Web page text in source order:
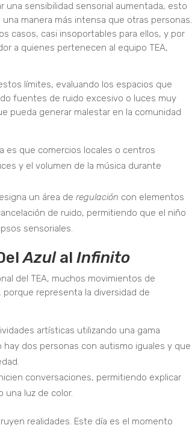
una sensibilidad sensorial aumentada, esto
manera más intensa que otras personas.
casos, casi insoportables para ellos, y por
a quienes pertenecen al equipo TEA,
límites, evaluando los espacios que
fuentes de ruido excesivo o luces muy
pueda generar malestar en la comunidad
es que comercios locales o centros
y el volumen de la música durante
un área de regulación con elementos
de ruido, permitiendo que el niño
sensoriales.
Azulal Infinito
del TEA, muchos movimientos de
representa la diversidad de
artísticas utilizando una gama
dos personas con autismo iguales y que
conversaciones, permitiendo explicar
una luz de color.
realidades. Este día es el momento